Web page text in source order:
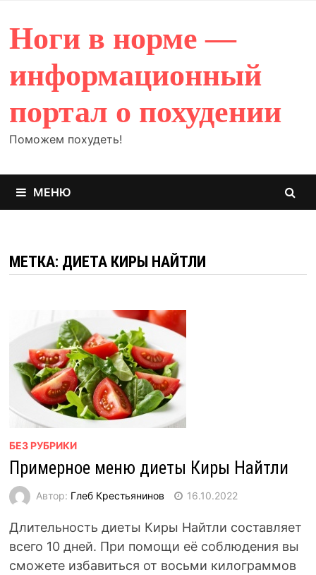
содержимому
Ноги в норме —
информационный
портал о похудении
Поможем похудеть!
МЕНЮ
МЕТКА: ДИЕТА КИРЫ НАЙТЛИ
БЕЗ РУБРИКИ
Примерное меню диеты Киры Найтли
Автор: Глеб Крестьянинов 16.10.2022
Длительность диеты Киры Найтли составляет
всего 10 дней. При помощи её соблюдения вы
сможете избавиться от восьми килограммов